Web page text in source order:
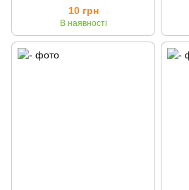
10 грн
В наявності